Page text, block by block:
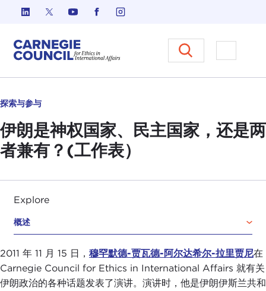
跳至内容
Carnegie Council 国际事务中的
打开菜单
探索与参与
伊朗是神权国家、民主国家，还是两
者兼有？(工作表）
Explore
概述
2011 年 11 月 15 日， 穆罕默德-贾瓦德-阿尔达希尔-拉里贾尼在
Carnegie Council for Ethics in International Affairs 就有关
伊朗政治的各种话题发表了演讲。演讲时，他是伊朗伊斯兰共和